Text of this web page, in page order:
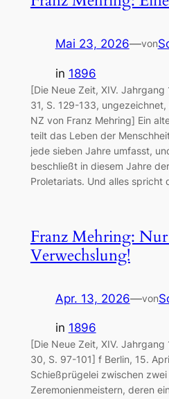
Mai 23, 2026—von
in 1896
[Die Neue Zeit, XIV.
31, S. 129-133,
NZ von Franz Mehring] Ein
teilt das Leben der
jede sieben Jahre umfasst,
beschließt in diesem Jahre
Proletariats. Und alles spricht
Franz Mehring:
Verwechslung!
Apr. 13, 2026—von
in 1896
[Die Neue Zeit, XIV.
30, S. 97-101] f Berlin, 15.
Schießprügelei zwischen
Zeremonienmeistern, deren